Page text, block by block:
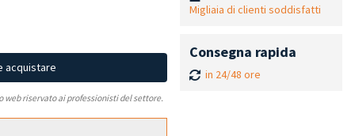
acquistare
web riservato ai professionisti del settore.
Migliaia di clienti soddisfatti
Consegna rapida
in 24/48 ore